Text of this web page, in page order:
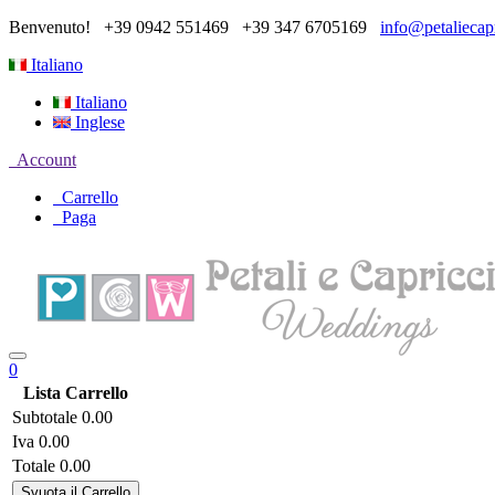
Benvenuto! +39 0942 551469 +39 347 6705169
Italiano
Italiano
Inglese
Account
Carrello
Paga
0
Lista Carrello
Subtotale 0.00
Iva 0.00
Totale 0.00